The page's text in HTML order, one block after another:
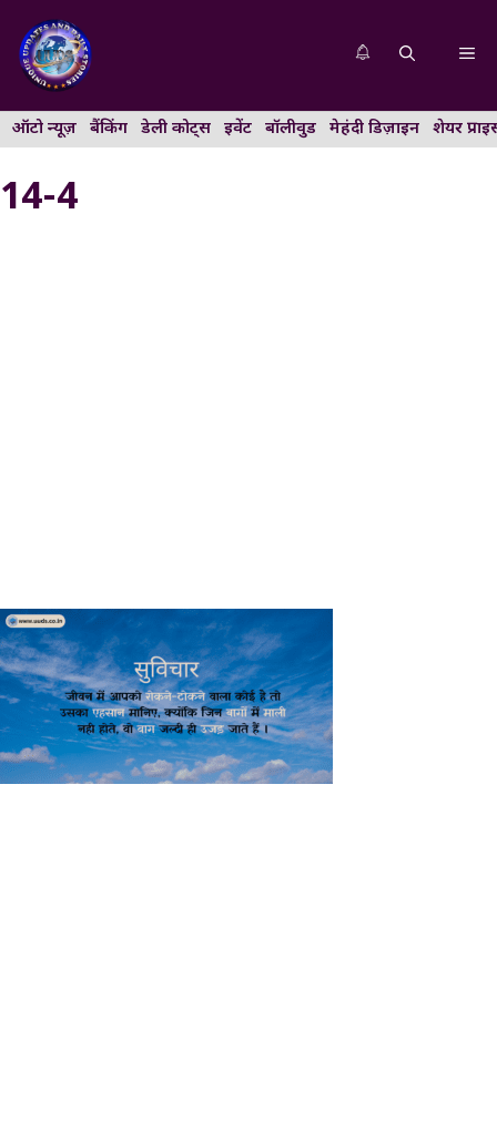
content
ऑटो न्यूज़ बैंकिंग डेली कोट्स इवेंट बॉलीवुड मेहंदी डिज़ाइन शेयर
14-4